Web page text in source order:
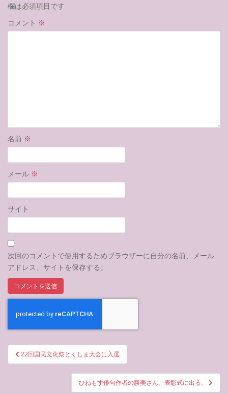
欄は必須項目です
コメント ※
名前 ※
メール ※
サイト
次回のコメントで使用するためブラウザーに自分の名前、メール
アドレス、サイトを保存する。
投
稿
22回国民文化祭とくしま大会に入選
ひねもす俳句作者の勝美さん、表彰式に出る。